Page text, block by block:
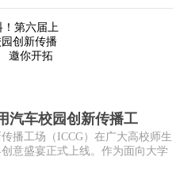
汽车校园创新传播工
播工场（ICCG）在广大高校师生
意盛宴正式上线。作为面向大学